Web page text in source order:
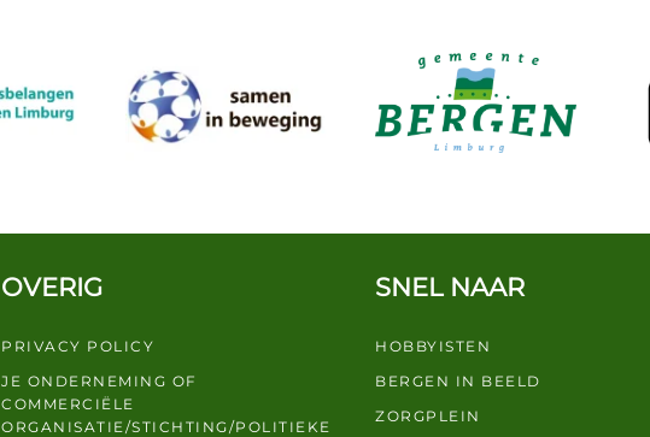
OVERIG
PRIVACY POLICY
JE ONDERNEMING OF
COMMERCIËLE
ORGANISATIE/STICHTING/POLITIEKE
SNEL NAAR
HOBBYISTEN
BERGEN IN BEELD
ZORGPLEIN